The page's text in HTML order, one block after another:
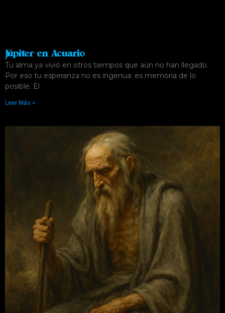
Júpiter en Acuario
Tu alma ya vivió en otros tiempos que aún no han llegado.
Por eso tu esperanza no es ingenua: es memoria de lo
posible. El
Leer Más »